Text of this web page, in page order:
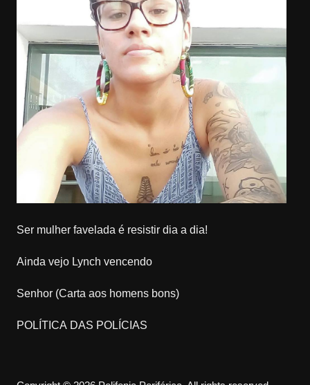
Ser mulher favelada é resistir dia a dia!
Ainda vejo Lynch vencendo
Senhor (Carta aos homens bons)
POLÍTICA DAS POLÍCIAS